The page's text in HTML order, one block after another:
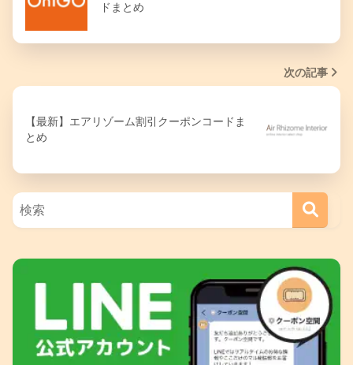
ドまとめ
次の記事
【最新】エアリゾーム割引クーポンコードま
とめ